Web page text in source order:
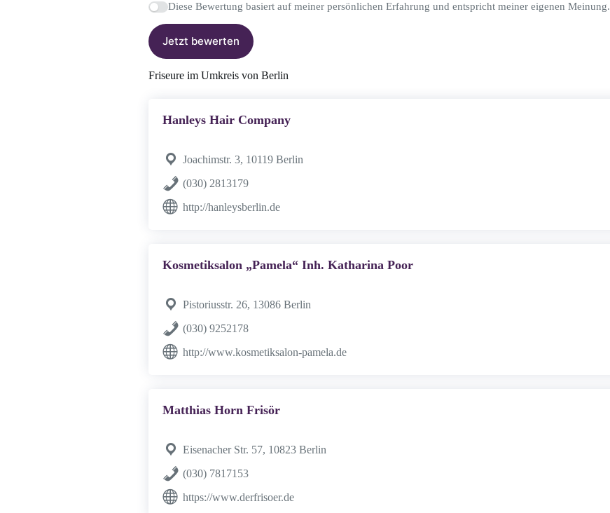
Diese Bewertung basiert auf meiner persönlichen Erfahrung und entspricht meiner eigenen Meinung.
Jetzt bewerten
Friseure im Umkreis von Berlin
Hanleys Hair Company
Joachimstr. 3, 10119 Berlin
(030) 2813179
http://hanleysberlin.de
Kosmetiksalon „Pamela“ Inh. Katharina Poor
Pistoriusstr. 26, 13086 Berlin
(030) 9252178
http://www.kosmetiksalon-pamela.de
Matthias Horn Frisör
Eisenacher Str. 57, 10823 Berlin
(030) 7817153
https://www.derfrisoer.de